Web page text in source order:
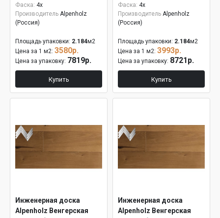
Фаска: 4x
Производитель Alpenholz
(Россия)
Площадь упаковки: 2.184м2
Цена за 1 м2: 3580р.
Цена за упаковку: 7819р.
Купить
Фаска: 4x
Производитель Alpenholz
(Россия)
Площадь упаковки: 2.184м2
Цена за 1 м2: 3993р.
Цена за упаковку: 8721р.
Купить
Инженерная доска
Alpenholz Венгерская
Инженерная доска
Alpenholz Венгерская